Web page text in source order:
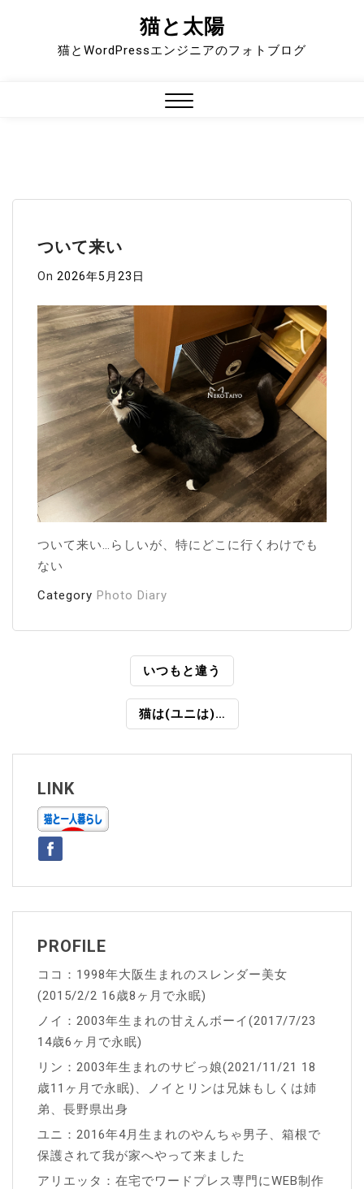
猫と太陽
猫とWordPressエンジニアのフォトブログ
ついて来い
On 2026年5月23日
ついて来い…らしいが、特にどこに行くわけでも
ない
Category Photo Diary
ビ
ゲ
ー
シ
ョ
ン
いつもと違う
猫は(ユニは)…
LINK
PROFILE
ココ：1998年大阪生まれのスレンダー美女
(2015/2/2 16歳8ヶ月で永眠)
ノイ：2003年生まれの甘えんボーイ(2017/7/23
14歳6ヶ月で永眠)
リン：2003年生まれのサビっ娘(2021/11/21 18
歳11ヶ月で永眠)、ノイとリンは兄妹もしくは姉
弟、長野県出身
ユニ：2016年4月生まれのやんちゃ男子、箱根で
保護されて我が家へやって来ました
アリエッタ：在宅でワードプレス専門にWEB制作